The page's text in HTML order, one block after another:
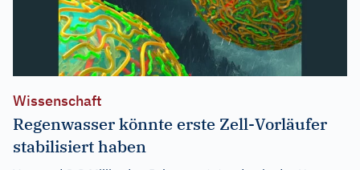
Wissenschaft
Regenwasser könnte erste Zell-Vorläufer
stabilisiert haben